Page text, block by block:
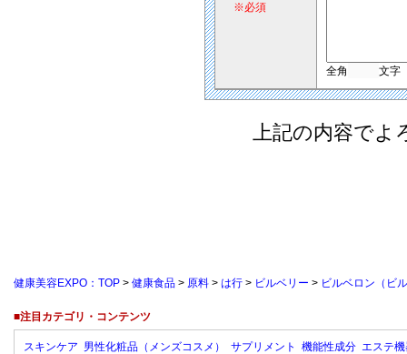
※必須
全角 文字
上記の内容でよ
健康美容EXPO：TOP > 健康食品 > 原料 > は行 > ビルベリー > ビルベロン（ビ
■注目カテゴリ・コンテンツ
スキンケア 男性化粧品（メンズコスメ） サプリメント 機能性成分 エステ